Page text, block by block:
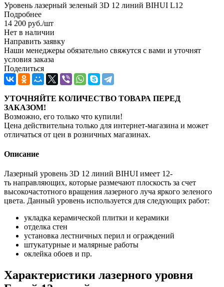
Уровень лазерный зеленый 3D 12 линий BIHUI L12
Подробнее
14 200 руб./шт
Нет в наличии
Направить заявку
Наши менеджеры обязательно свяжутся с вами и уточнят
условия заказа
Поделиться
УТОЧНЯЙТЕ КОЛИЧЕСТВО ТОВАРА ПЕРЕД
ЗАКАЗОМ!
Возможно, его только что купили!
Цена действительна только для интернет-магазина и может
отличаться от цен в розничных магазинах.
Описание
Лазерный уровень 3D 12 линий BIHUI имеет 12-
ть направляющих, которые размечают плоскость за счет
высокочастотного вращения лазерного луча яркого зеленого
цвета. Данный уровень используется для следующих работ:
укладка керамической плитки и керамики
отделка стен
установка лестничных перил и ограждений
штукатурные и малярные работы
оклейка обоев и пр.
Характеристики лазерного уровня